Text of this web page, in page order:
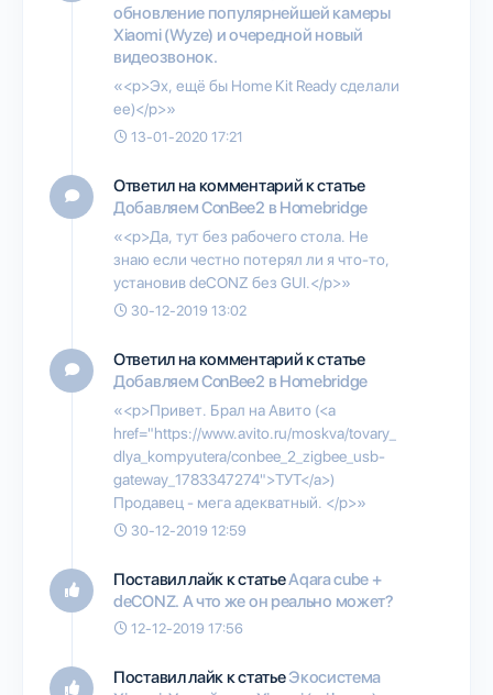
обновление популярнейшей камеры
Xiaomi (Wyze) и очередной новый
видеозвонок.
«<p>Эх, ещё бы Home Kit Ready сделали
ее)</p>»
13-01-2020 17:21
Ответил на комментарий к статье
Добавляем ConBee2 в Homebridge
«<p>Да, тут без рабочего стола. Не
знаю если честно потерял ли я что-то,
установив deCONZ без GUI.</p>»
30-12-2019 13:02
Ответил на комментарий к статье
Добавляем ConBee2 в Homebridge
«<p>Привет. Брал на Авито (<a
href="https://www.avito.ru/moskva/tovary_
dlya_kompyutera/conbee_2_zigbee_usb-
gateway_1783347274">ТУТ</a>)
Продавец - мега адекватный. </p>»
30-12-2019 12:59
Поставил лайк к статьеAqara cube +
deCONZ. А что же он реально может?
12-12-2019 17:56
Поставил лайк к статьеЭкосистема